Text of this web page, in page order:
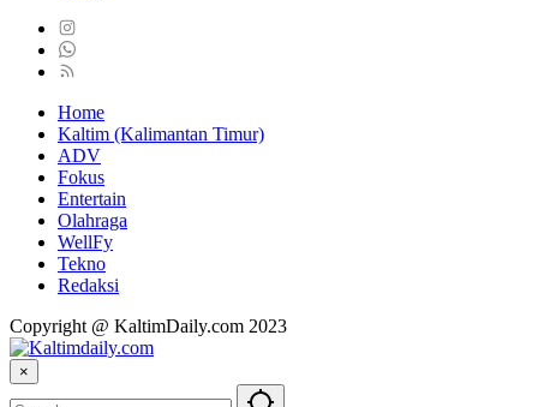
Home
Kaltim (Kalimantan Timur)
ADV
Fokus
Entertain
Olahraga
WellFy
Tekno
Redaksi
Copyright @ KaltimDaily.com 2023
×